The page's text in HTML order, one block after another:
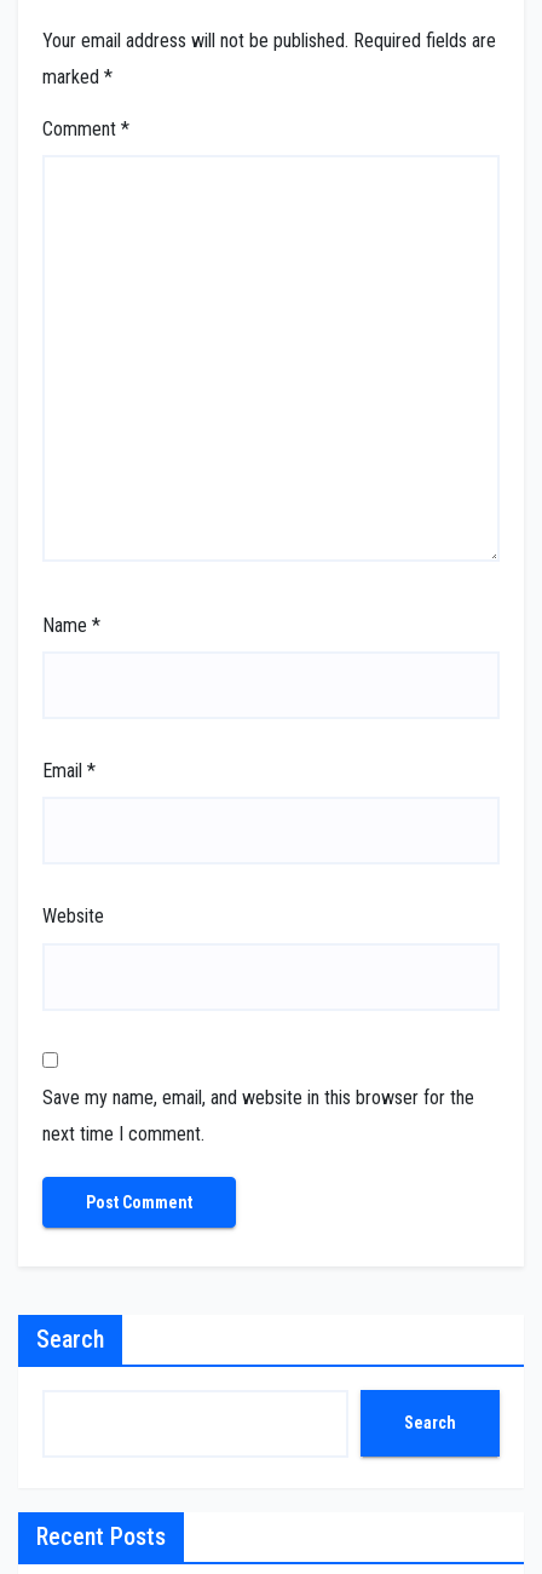
Your email address will not be published. Required fields are
marked *
Comment *
Name *
Email *
Website
Save my name, email, and website in this browser for the
next time I comment.
Search
Search
Recent Posts